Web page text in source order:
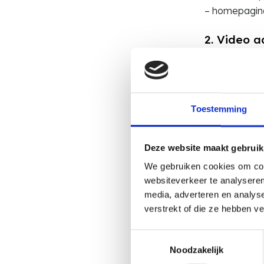
Toestemming
Deze website maakt
We gebruiken cookies om
websiteverkeer te
media, adverteren en
verstrekt of die ze hebben
Noodzakelijk
–
2. Video
van
boodschap.
69%
voegen